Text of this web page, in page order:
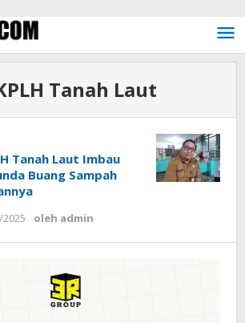
Tanah Laut
Tanah Laut Imbau
Buang Sampah
oleh admin